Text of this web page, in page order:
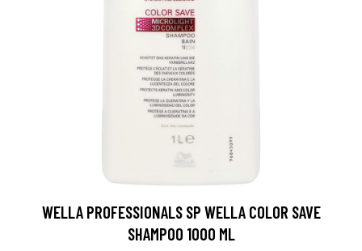
WELLA PROFESSIONALS SP WELLA COLOR SAVE
SHAMPOO 1000 ML